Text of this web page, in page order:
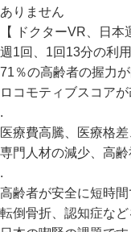
ありません
【 ドクターVR、
日本
週1回、1回13分の利用
71％の高齢者の握力が
ロコモティブスコア
.
医療費高騰、医療格差
専門人材の減少、高齢
.
高齢者が安全に短時間
転倒骨折、認知症など